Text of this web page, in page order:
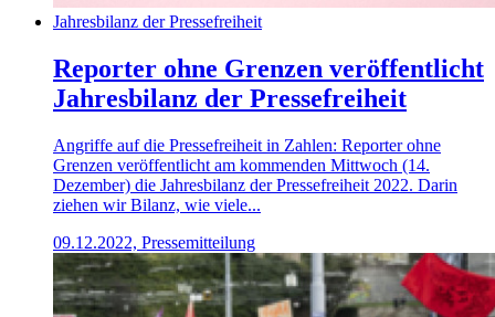
Jahresbilanz der Pressefreiheit
Reporter ohne Grenzen veröffentlicht
Jahresbilanz der Pressefreiheit
Angriffe auf die Pressefreiheit in Zahlen: Reporter ohne
Grenzen veröffentlicht am kommenden Mittwoch (14.
Dezember) die Jahresbilanz der Pressefreiheit 2022. Darin
ziehen wir Bilanz, wie viele...
09.12.2022, Pressemitteilung